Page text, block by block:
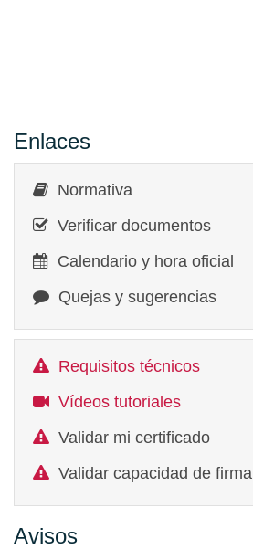
Enlaces
Normativa
Verificar documentos
Calendario y hora oficial
Quejas y sugerencias
Requisitos técnicos
Vídeos tutoriales
Validar mi certificado
Validar capacidad de firma
Avisos